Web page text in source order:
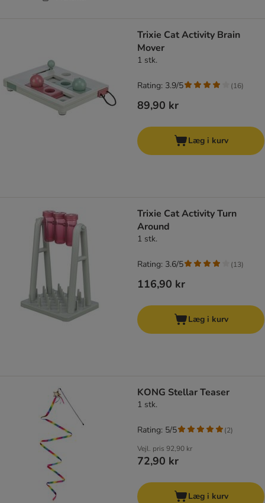
Trixie Cat Activity Brain
Mover
1 stk.
89,90 kr
Rating: 3.9/5 (16)
Læg i kurv
Trixie Cat Activity Turn
Around
1 stk.
116,90 kr
Rating: 3.6/5 (13)
Læg i kurv
KONG Stellar Teaser
1 stk.
Vejl. pris 92,90 kr
72,90 kr
Rating: 5/5 (2)
Læg i kurv